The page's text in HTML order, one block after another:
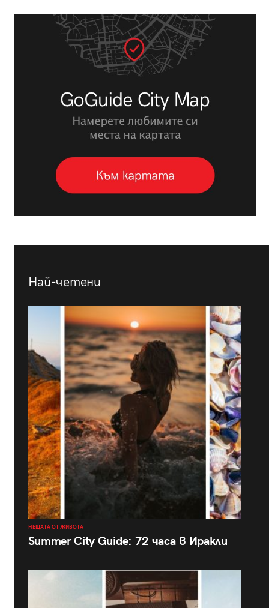
Най-четени
НЕЩАТА ОТ ЖИВОТА
Summer City Guide: 72 часа в Иракли